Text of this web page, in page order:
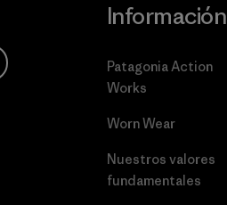
Información
Patagonia Action
Works
Worn Wear
Nuestros valores
fundamentales